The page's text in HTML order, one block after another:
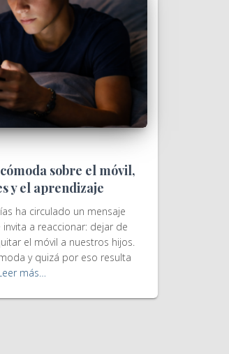
sobre el móvil,
y el aprendizaje
ha circulado un mensaje
a reaccionar: dejar de
el móvil a nuestros hijos.
y quizá por eso resulta
más…